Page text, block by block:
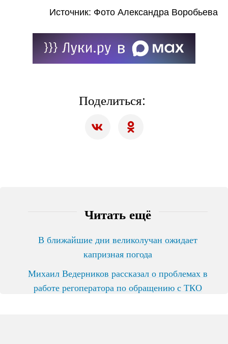
Источник: Фото Александра Воробьева
Поделиться:
Читать ещё
В ближайшие дни великолучан ожидает
капризная погода
Михаил Ведерников рассказал о проблемах в
работе регоператора по обращению с ТКО